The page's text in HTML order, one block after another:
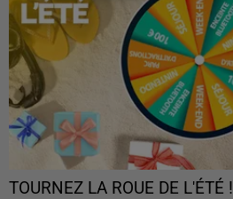
TOURNEZ LA ROUE DE L'ÉTÉ !